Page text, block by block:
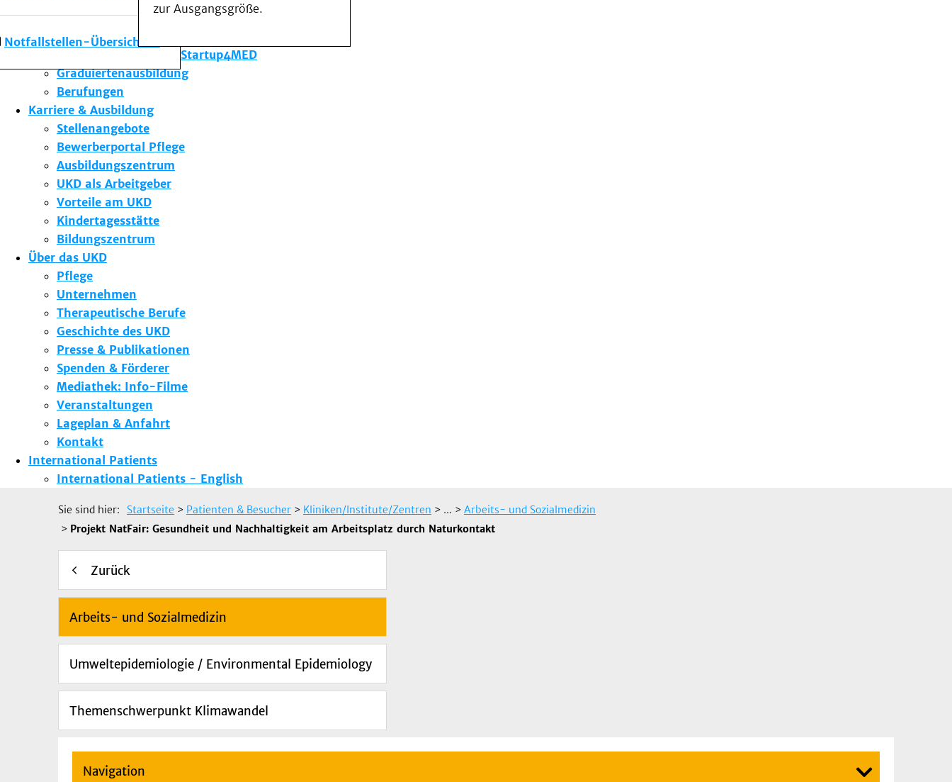
Notfallstellen-Übersicht
zur Ausgangsgröße.
Forschung am UKD
Studium & Lehre
Gründungsförderung Startup4MED
Graduiertenausbildung
Berufungen
Karriere & Ausbildung
Stellenangebote
Bewerberportal Pflege
Ausbildungszentrum
UKD als Arbeitgeber
Vorteile am UKD
Kindertagesstätte
Bildungszentrum
Über das UKD
Pflege
Unternehmen
Therapeutische Berufe
Geschichte des UKD
Presse & Publikationen
Spenden & Förderer
Mediathek: Info-Filme
Veranstaltungen
Lageplan & Anfahrt
Kontakt
International Patients
International Patients - English
Sie sind hier: Startseite > Patienten & Besucher > Kliniken/Institute/Zentren > ... > Arbeits- und Sozialmedizin
> Projekt NatFair: Gesundheit und Nachhaltigkeit am Arbeitsplatz durch Naturkontakt
Zurück
Arbeits- und Sozialmedizin
Umweltepidemiologie / Environmental Epidemiology
Themenschwerpunkt Klimawandel
Navigation